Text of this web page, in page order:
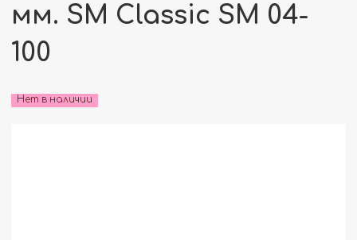
мм. SM Classic SM 04-
100
Нет в наличии